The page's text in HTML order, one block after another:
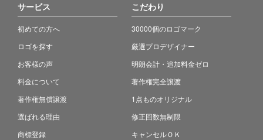
サービス
初めての方へ
ロゴを探す
お客様の声
料金について
著作権無償譲渡
選ばれる理由
商標登録
こだわり
30000個のロゴマーク
厳選プロデザイナー
明朗会計・追加料金ゼロ
著作権完全譲渡
1点ものオリジナル
修正回数無制限
キャンセルＯＫ